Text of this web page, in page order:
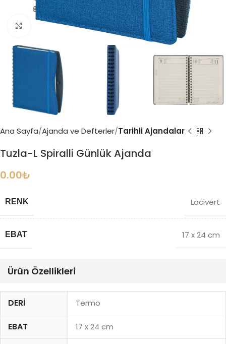
Büyütmek için tıklayın
Ana Sayfa Ajanda ve Defterler Tarihli Ajandalar
Tuzla-L Spiralli Günlük Ajanda
0.00₺
RENK Lacivert
EBAT 17 x 24 cm
Ürün Özellikleri
DERI Termo
EBAT 17 x 24 cm